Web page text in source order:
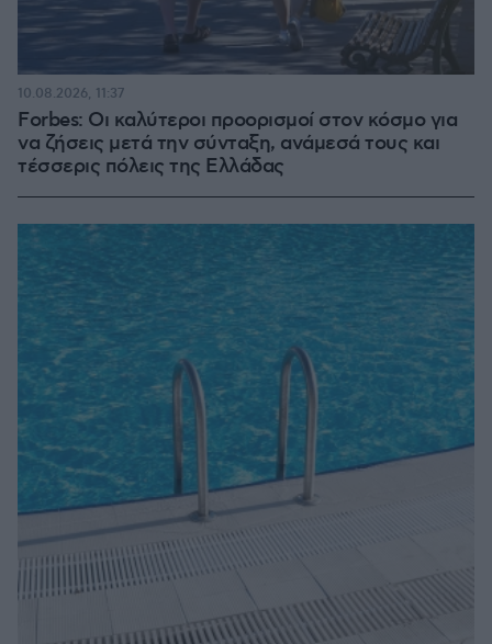
Forbes: Οι καλύτεροι προορισμοί στον κόσμο για
να ζήσεις μετά την σύνταξη, ανάμεσά τους και
τέσσερις πόλεις της Ελλάδας
10.08.2026, 11:37